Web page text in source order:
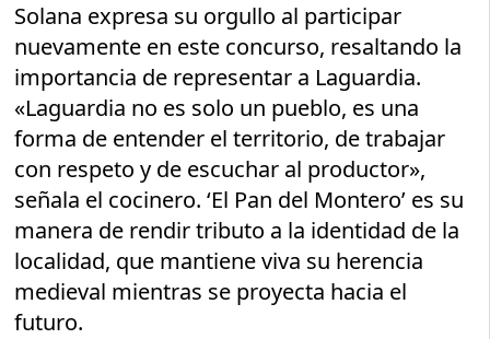
Solana expresa su orgullo al participar
nuevamente en este concurso, resaltando la
importancia de representar a Laguardia.
«Laguardia no es solo un pueblo, es una
forma de entender el territorio, de trabajar
con respeto y de escuchar al productor»,
señala el cocinero. ‘El Pan del Montero’ es su
manera de rendir tributo a la identidad de la
localidad, que mantiene viva su herencia
medieval mientras se proyecta hacia el
futuro.